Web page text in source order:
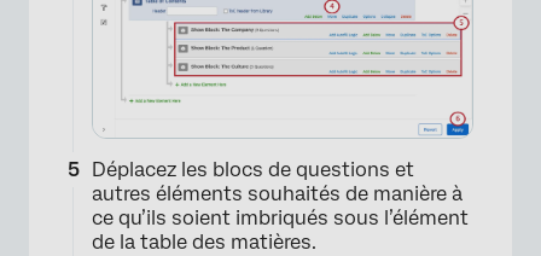
×
Déplacez les blocs de questions et
autres éléments souhaités de manière à
ce qu’ils soient imbriqués sous l’élément
de la table des matières.